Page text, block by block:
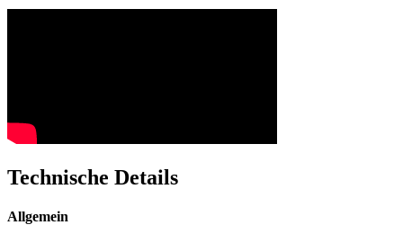
Technische Details
Allgemein